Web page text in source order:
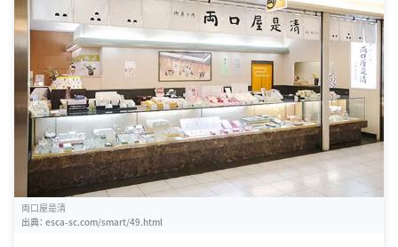
両口屋是清
出典： esca-sc.com/smart/49.html